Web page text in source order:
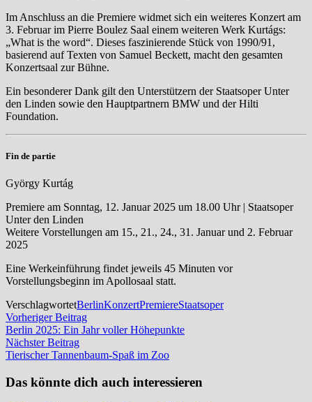
Im Anschluss an die Premiere widmet sich ein weiteres Konzert am
3. Februar im Pierre Boulez Saal einem weiteren Werk Kurtágs:
„What is the word“. Dieses faszinierende Stück von 1990/91,
basierend auf Texten von Samuel Beckett, macht den gesamten
Konzertsaal zur Bühne.
Ein besonderer Dank gilt den Unterstützern der Staatsoper Unter
den Linden sowie den Hauptpartnern BMW und der Hilti
Foundation.
Fin de partie
György Kurtág
Premiere am Sonntag, 12. Januar 2025 um 18.00 Uhr | Staatsoper
Unter den Linden
Weitere Vorstellungen am 15., 21., 24., 31. Januar und 2. Februar
2025
Eine Werkeinführung findet jeweils 45 Minuten vor
Vorstellungsbeginn im Apollosaal statt.
VerschlagwortetBerlinKonzertPremiereStaatsoper
Beitragsnavigation
Vorheriger BeitragVorheriger
Beitrag:
Berlin 2025: Ein Jahr voller Höhepunkte
Nächster BeitragNächster
Beitrag:
Tierischer Tannenbaum-Spaß im Zoo
Das könnte dich auch interessieren